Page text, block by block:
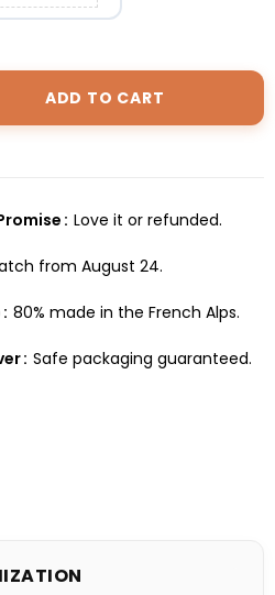
ADD TO CART
Love it or refunded.
from August 24.
80% made in the French Alps.
Safe packaging guaranteed.